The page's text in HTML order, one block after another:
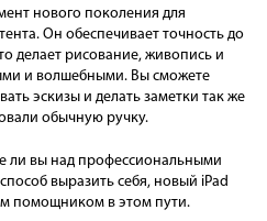
нового поколения для
Он обеспечивает точность до
делает рисование, живопись и
и волшебными. Вы сможете
эскизы и делать заметки так же
обычную ручку.
ли вы над профессиональными
выразить себя, новый iPad
помощником в этом пути.